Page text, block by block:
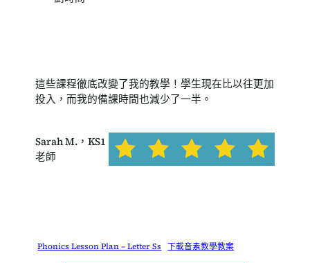
這些課程徹底改變了我的教學！學生現在比以往更加
投入，而我的備課時間也減少了一半。
Sarah M.，KS1
老師
Phonics Lesson Plan – Letter Ss 下載音素教學教案